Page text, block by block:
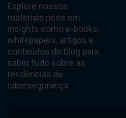
Explore nossos
materiais ricos em
insights como e-books,
whitepapers, artigos e
conteúdos do blog para
saber tudo sobre as
tendências de
cibersegurança.